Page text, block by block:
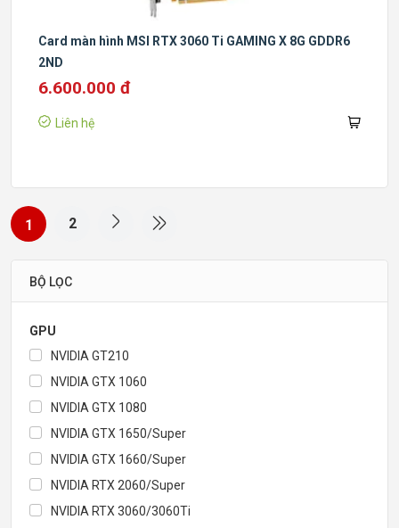
Card màn hình MSI RTX 3060 Ti GAMING X 8G GDDR6
2ND
6.600.000 đ
Liên hệ
1 2
BỘ LỌC
GPU
NVIDIA GT210
NVIDIA GTX 1060
NVIDIA GTX 1080
NVIDIA GTX 1650/Super
NVIDIA GTX 1660/Super
NVIDIA RTX 2060/Super
NVIDIA RTX 3060/3060Ti